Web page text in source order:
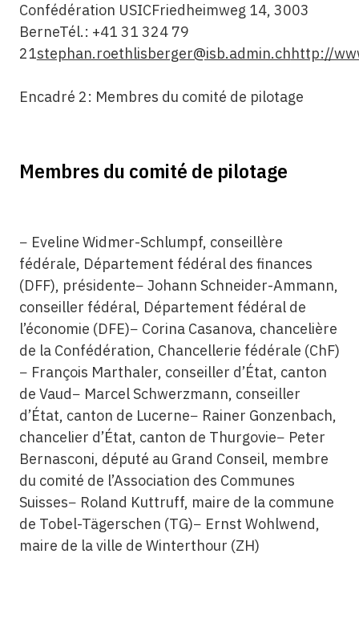
Confédération USICFriedheimweg 14, 3003
BerneTél.: +41 31 324 79
21stephan.roethlisberger@isb.admin.chhttp://
Encadré 2: Membres du comité de pilotage
Membres du comité de pilotage
− Eveline Widmer-Schlumpf, conseillère
fédérale, Département fédéral des finances
(DFF), présidente− Johann Schneider-Ammann,
conseiller fédéral, Département fédéral de
l’économie (DFE)− Corina Casanova, chancelière
de la Confédération, Chancellerie fédérale (ChF)
− François Marthaler, conseiller d’État, canton
de Vaud− Marcel Schwerzmann, conseiller
d’État, canton de Lucerne− Rainer Gonzenbach,
chancelier d’État, canton de Thurgovie− Peter
Bernasconi, député au Grand Conseil, membre
du comité de l’Association des Communes
Suisses− Roland Kuttruff, maire de la commune
de Tobel-Tägerschen (TG)− Ernst Wohlwend,
maire de la ville de Winterthour (ZH)